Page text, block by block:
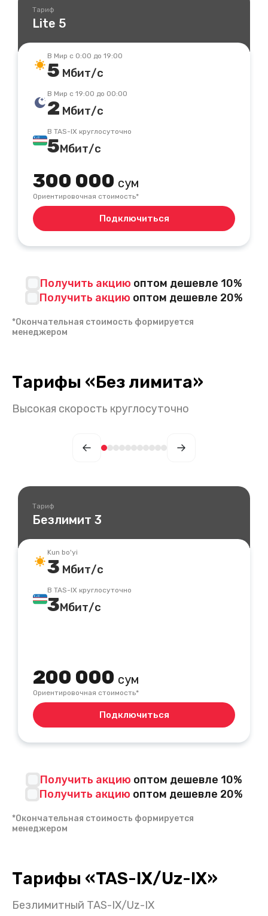
Тариф
Lite 5
В Мир с 0:00 до 19:00
5 Мбит/с
В Мир с 19:00 до 00:00
2 Мбит/с
В TAS-IX круглосуточно
5Мбит/с
300 000 сум
Ориентировочная стоимость*
Подключиться
Получить акцию оптом дешевле 10%
Получить акцию оптом дешевле 20%
*Окончательная стоимость формируется
менеджером
Тарифы «Без лимита»
Высокая скорость круглосуточно
Тариф
Безлимит 3
Kun bo'yi
3 Мбит/с
В TAS-IX круглосуточно
3Мбит/с
200 000 сум
Ориентировочная стоимость*
Подключиться
Получить акцию оптом дешевле 10%
Получить акцию оптом дешевле 20%
*Окончательная стоимость формируется
менеджером
Тарифы «TAS-IX/Uz-IX»
Безлимитный TAS-IX/Uz-IX